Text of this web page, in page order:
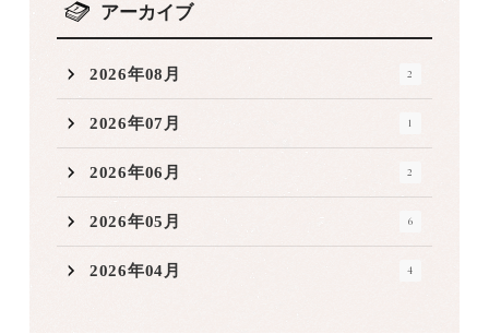
アーカイブ
2026年08月 2
2026年07月 1
2026年06月 2
2026年05月 6
2026年04月 4